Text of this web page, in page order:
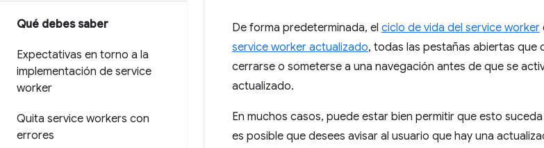
Qué debes saber
Expectativas en torno a la
implementación de service
worker
Quita service workers con
errores
De forma predeterminada, el ciclo de vida del service worker
service worker actualizado, todas las pestañas abiertas que
cerrarse o someterse a una navegación antes de que se
actualizado.
En muchos casos, puede estar bien permitir que esto
es posible que desees avisar al usuario que hay una